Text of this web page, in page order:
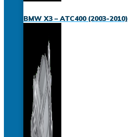
BMW X3 – ATC400 (2003-2010)